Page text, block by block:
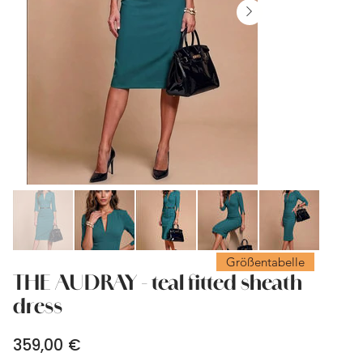
THE AUDRAY - teal fitted sheath
dress
Preis
359,00 €
Größentabelle